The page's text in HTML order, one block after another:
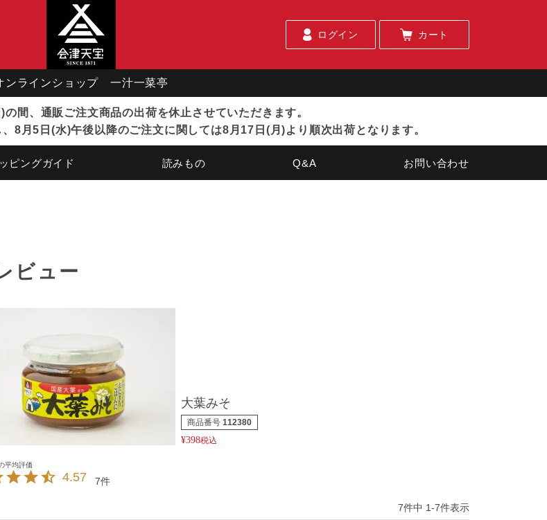
ログイン カート
ンラインショップ 一汁一菜亭
間、通販ご注文商品の出荷を休止させていただきます。
8月5日(水)午後以降のご注文に関しては8月17日(月)より順次出荷となります。
ピングガイド 読みもの Q&A お問い合わせ
ビュー
大葉みそ
商品番号 112380
¥398税込
4.57 7
7件中 1-7件表示